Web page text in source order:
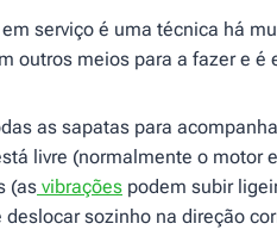
serviço é uma técnica há
outros meios para a fazer e
as sapatas para
livre (normalmente o motor
(as vibrações podem subir
sozinho na direção